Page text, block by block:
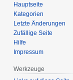
Hauptseite
Kategorien
Letzte Änderungen
Zufällige Seite
Hilfe
Impressum
Werkzeuge